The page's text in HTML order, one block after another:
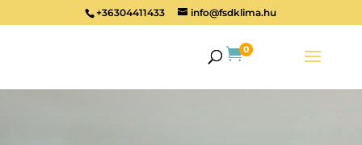
+36304411433 info@fsdklima.hu
0